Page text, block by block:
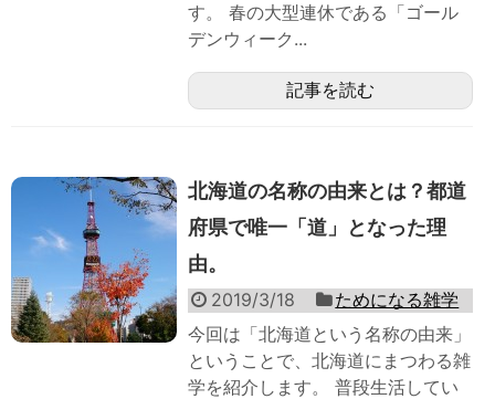
す。 春の大型連休である「ゴール
デンウィーク...
記事を読む
北海道の名称の由来とは？都道
府県で唯一「道」となった理
由。
2019/3/18
ためになる雑学
今回は「北海道という名称の由来」
ということで、北海道にまつわる雑
学を紹介します。 普段生活してい